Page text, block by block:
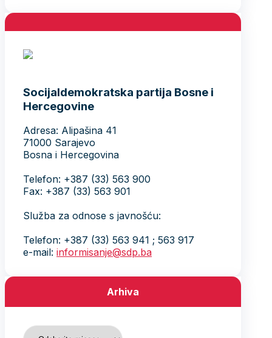
Socijaldemokratska partija Bosne i
Hercegovine
Adresa: Alipašina 41
71000 Sarajevo
Bosna i Hercegovina
Telefon: +387 (33) 563 900
Fax: +387 (33) 563 901
Služba za odnose s javnošću:
Telefon: +387 (33) 563 941 ; 563 917
e-mail: informisanje@sdp.ba
Arhiva
Arhiva